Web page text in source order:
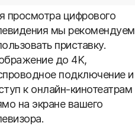
просмотра цифрового
мы рекомендуем
приставку.
до 4K,
подключение и
к онлайн-кинотеатрам
на экране вашего